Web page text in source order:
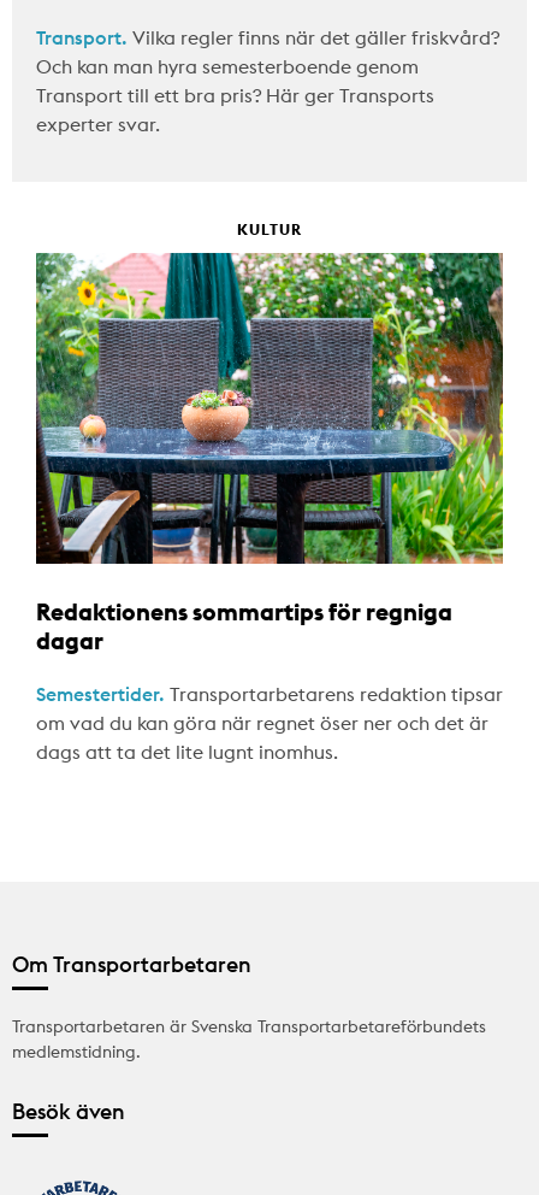
Transport. Vilka regler finns när det gäller friskvård?
Och kan man hyra semesterboende genom
Transport till ett bra pris? Här ger Transports
experter svar.
KULTUR
Redaktionens sommartips för regniga
dagar
Semestertider. Transportarbetarens redaktion tipsar
om vad du kan göra när regnet öser ner och det är
dags att ta det lite lugnt inomhus.
Om Transportarbetaren
Transportarbetaren är Svenska Transportarbetareförbundets
medlemstidning.
Besök även